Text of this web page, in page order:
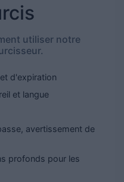
utiliser notre
d'expiration
et langue
avertissement de
profonds pour les